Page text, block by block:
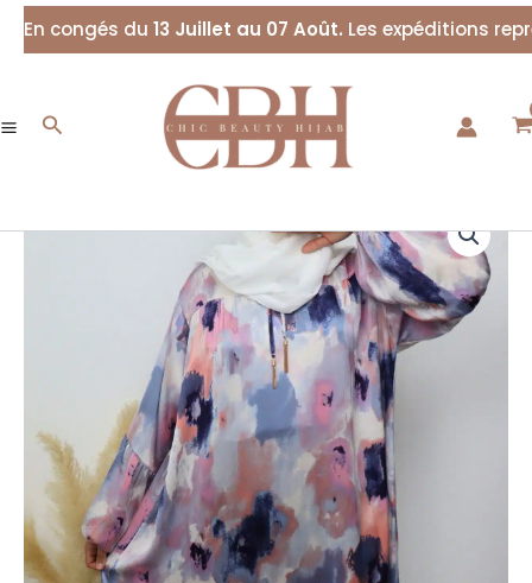
Aller
En congés du 13 Juillet au 07 Août. Les expéditions
Rechercher
de